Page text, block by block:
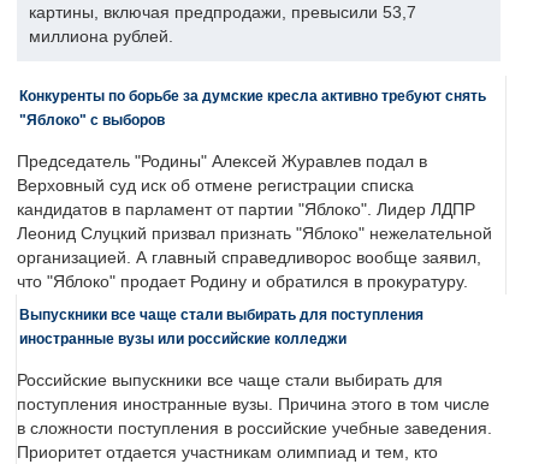
картины, включая предпродажи, превысили 53,7
миллиона рублей.
Конкуренты по борьбе за думские кресла активно требуют снять
"Яблоко" с выборов
Председатель "Родины" Алексей Журавлев подал в
Верховный суд иск об отмене регистрации списка
кандидатов в парламент от партии "Яблоко". Лидер ЛДПР
Леонид Слуцкий призвал признать "Яблоко" нежелательной
организацией. А главный справедливорос вообще заявил,
что "Яблоко" продает Родину и обратился в прокуратуру.
Выпускники все чаще стали выбирать для поступления
иностранные вузы или российские колледжи
Российские выпускники все чаще стали выбирать для
поступления иностранные вузы. Причина этого в том числе
в сложности поступления в российские учебные заведения.
Приоритет отдается участникам олимпиад и тем, кто